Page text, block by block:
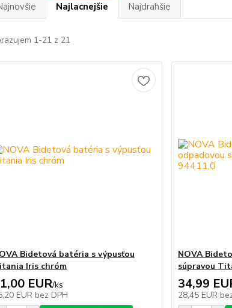
Najlacnejšie Najdrahšie
1-21 z 21
Bidetová batéria s výpusťou
Iris chróm
EUR/ks
EUR bez DPH
NOVA
súpravou
34,99
28,45 EUR